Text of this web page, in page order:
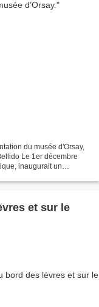
du musée d'Orsay,
Le 1er décembre
inaugurait un
et sur le